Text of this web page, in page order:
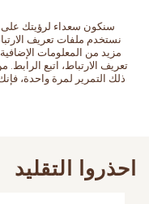
نستخدم ملفات تعريف
مزيد من المعلومات
تعريف الارتباط، اتبع
ذلك التمرير لمرة واحدة،
العربية
احذروا التقليد